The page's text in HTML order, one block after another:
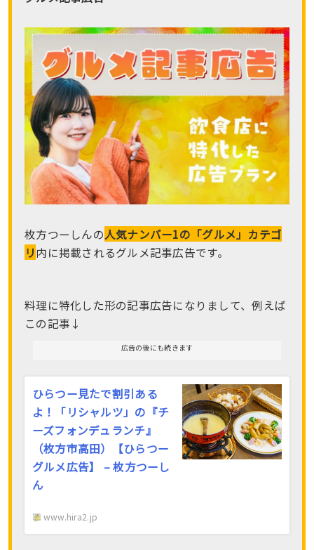
枚方つーしんの人気ナンバー1の「グルメ」カテゴ
リ内に掲載されるグルメ記事広告です。
料理に特化した形の記事広告になりまして、例えば
この記事↓
広告の後にも続きます
ひらつー見たで割引ある
よ！「リシャルツ」の『チ
ーズフォンデュランチ』
（枚方市高田）【ひらつー
グルメ広告】 – 枚方つーし
ん
www.hira2.jp